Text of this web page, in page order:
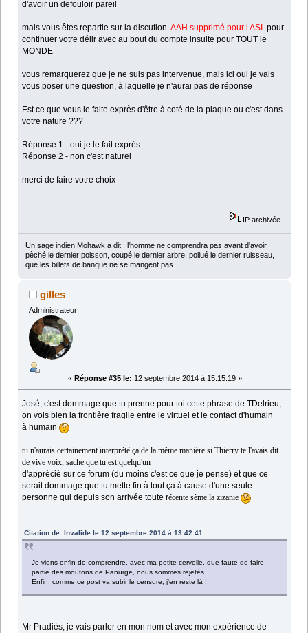
d'avoir un defouloir pareil
mais vous êtes repartie sur la discutionAAH supprimé pour l ASI pour
continuer votre délir avec au bout du compte insulte pour TOUT le
MONDE
vous remarquerez que je ne suis pas intervenue, mais ici oui je vais
vous poser une question, à laquelle je n'aurai pas de réponse
Est ce que vous le faite exprès d'être à coté de la plaque ou c'est dans
votre nature ???
Réponse 1 - oui je le fait exprès
Réponse 2 - non c'est naturel
merci de faire votre choix
IP archivée
Un sage indien Mohawk a dit : l'homme ne comprendra pas avant d'avoir
pèché le dernier poisson, coupé le dernier arbre, pollué le dernier ruisseau,
que les billets de banque ne se mangent pas
gilles
Administrateur
« Réponse #35 le: 12 septembre 2014 à 15:15:19 »
José, c'est dommage que tu prenne pour toi cette phrase de TDelrieu,
on vois bien la frontière fragile entre le virtuel et le contact d'humain
à humain
tu n'aurais certainement interprété ça de la même manière si Thierry te l'avais dit
de vive voix, sache que tu est quelqu'un
d'apprécié sur ce forum (du moins c'est ce que je pense) et que ce
serait dommage que tu mette fin à tout ça à cause d'une seule
personne qui depuis son arrivée touterécente sème la zizanie
Citation de: Invalide le 12 septembre 2014 à 13:42:41
Je viens enfin de comprendre, avec ma petite cervelle, que faute de faire
partie des moutons de Panurge, nous sommes rejetés.
Enfin, comme ce post va subir le censure, j'en reste là !
Mr Pradiès, je vais parler en mon nom et avec mon expérience de